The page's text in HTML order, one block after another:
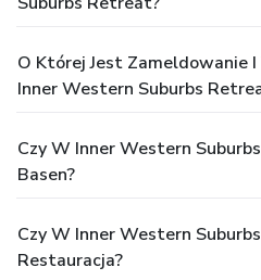
O Której Jest Zameldowanie
Inner Western Suburbs
Czy W Inner Western
Basen?
Czy W Inner Western
Restauracja?